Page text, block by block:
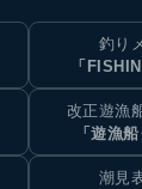
釣り
「
改正遊漁
「遊漁
潮見